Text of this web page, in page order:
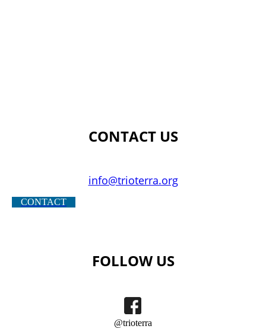
CONTACT US
info@trioterra.org
CONTACT
FOLLOW US
@trioterra